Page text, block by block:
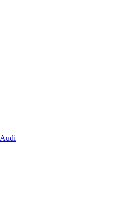
Audi